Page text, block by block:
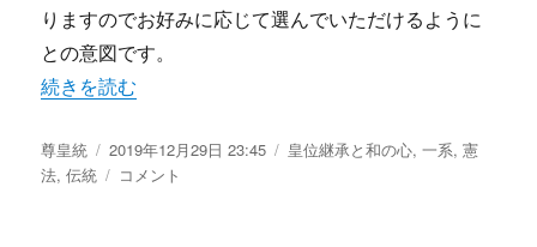
りますのでお好みに応じて選んでいただけるように
との意図です。
“5本に分割【Youtube】小中学生のための天皇・皇位継
続きを読む
投
稿
尊皇統
投
稿
2019年12月29日 23:45
カ
皇位継承と和の心,一系,憲
法,伝統
5
コメント